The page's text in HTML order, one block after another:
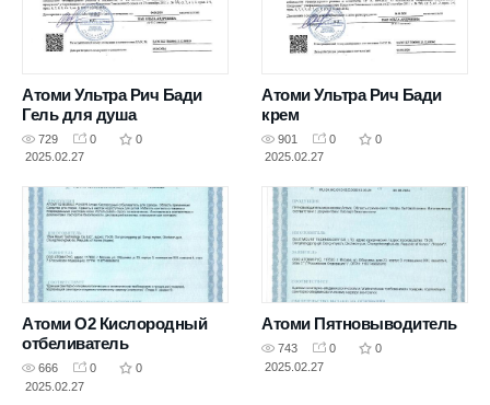
Атоми Ультра Рич Бади
Гель для душа
729 0
0
2025.02.27
Атоми Ультра Рич Бади
крем
901 0
0
2025.02.27
Атоми О2 Кислородный
отбеливатель
666 0
0
2025.02.27
Атоми Пятновыводитель
743 0
0
2025.02.27